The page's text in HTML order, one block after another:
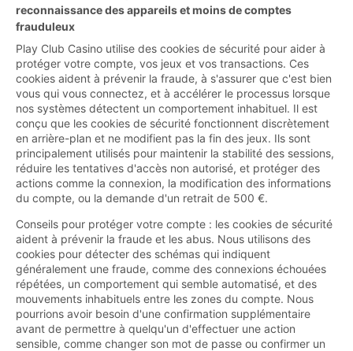
reconnaissance des appareils et moins de comptes
frauduleux
Play Club Casino utilise des cookies de sécurité pour aider à
protéger votre compte, vos jeux et vos transactions. Ces
cookies aident à prévenir la fraude, à s'assurer que c'est bien
vous qui vous connectez, et à accélérer le processus lorsque
nos systèmes détectent un comportement inhabituel. Il est
conçu que les cookies de sécurité fonctionnent discrètement
en arrière-plan et ne modifient pas la fin des jeux. Ils sont
principalement utilisés pour maintenir la stabilité des sessions,
réduire les tentatives d'accès non autorisé, et protéger des
actions comme la connexion, la modification des informations
du compte, ou la demande d'un retrait de 500 €.
Conseils pour protéger votre compte : les cookies de sécurité
aident à prévenir la fraude et les abus. Nous utilisons des
cookies pour détecter des schémas qui indiquent
généralement une fraude, comme des connexions échouées
répétées, un comportement qui semble automatisé, et des
mouvements inhabituels entre les zones du compte. Nous
pourrions avoir besoin d'une confirmation supplémentaire
avant de permettre à quelqu'un d'effectuer une action
sensible, comme changer son mot de passe ou confirmer un